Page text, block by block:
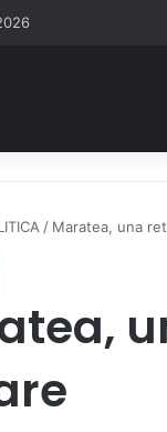
/ Maratea, una